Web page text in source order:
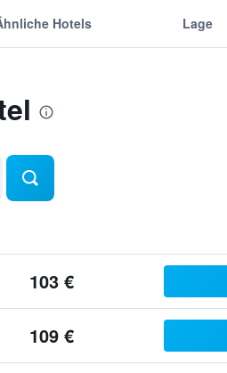
Hotels Lage
103 €
109 €